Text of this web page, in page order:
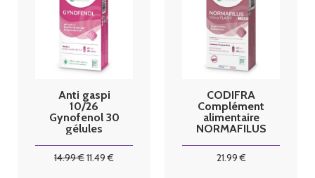
Anti gaspi
10/26
Gynofenol 30
gélules
14.99€11.49 €
CODIFRA
Complément
alimentaire
NORMAFILUS
21.99€